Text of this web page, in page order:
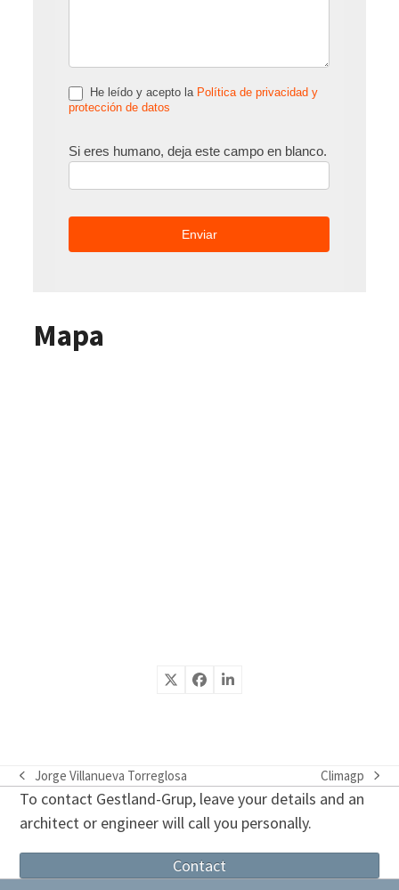
He leído y acepto la Política de privacidad y
protección de datos
Si eres humano, deja este campo en blanco.
Mapa
previous
post:
Jorge Villanueva Torreglosa
next
post:
Climagp
To contact Gestland-Grup, leave your details and an
architect or engineer will call you personally.
Contact